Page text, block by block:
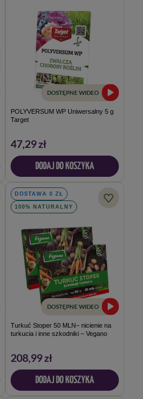
DOSTĘPNE WIDEO
POLYVERSUM WP Uniwersalny 5 g
Target
47,29 zł
DODAJ DO KOSZYKA
DOSTAWA 0 ZŁ
100% NATURALNY
DOSTĘPNE WIDEO
Turkuć Stoper 50 MLN– nicienie na
turkucia i inne szkodniki – Vegano
208,99 zł
DODAJ DO KOSZYKA